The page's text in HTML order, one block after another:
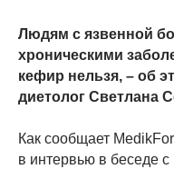
Людям с язвенной
хроническими
кефир нельзя, – об
диетолог Светлана
Как сообщает
в интервью в беседе